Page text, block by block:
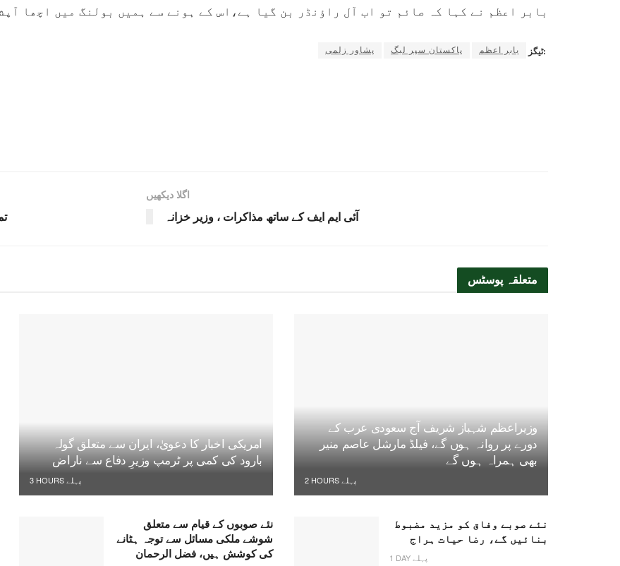
بابر اعظم نے کہا کہ صائم تو اب آل راؤنڈر بن گیا ہے،اس کے ہونے سے ہمیں بولنگ میں اچھا
ٹیگز: بابر اعظم پاکستان سپر لیگ پشاور زلمی
اگلا دیکھیں
آئی ایم ایف کے ساتھ مذاکرات ، وزیر خزانہ
متعلقہ پوسٹس
وزیراعظم شہباز شریف آج سعودی عرب کے
دورے پر روانہ ہوں گے، فیلڈ مارشل عاصم منیر
بھی ہمراہ ہوں گے
2 HOURS پہلے
امریکی اخبار کا دعویٰ، ایران سے متعلق گولہ
بارود کی کمی پر ٹرمپ وزیرِ دفاع سے ناراض
3 HOURS پہلے
نئے صوبے وفاق کو مزید مضبوط
بنائیں گے، رضا حیات ہراج
1 DAY پہلے
نئے صوبوں کے قیام سے متعلق
شوشے ملکی مسائل سے توجہ ہٹانے
کی کوشش ہیں، فضل الرحمان